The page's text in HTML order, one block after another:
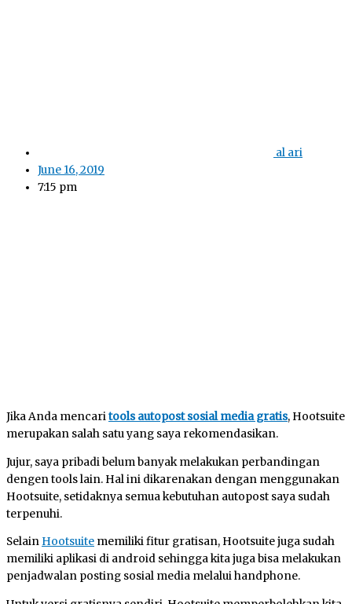
al ari
June 16, 2019
7:15 pm
Jika Anda mencaritools autopost sosial media gratis, Hootsuite
merupakan salah satu yang saya rekomendasikan.
Jujur, saya pribadi belum banyak melakukan perbandingan
dengen tools lain. Hal ini dikarenakan dengan menggunakan
Hootsuite, setidaknya semua kebutuhan autopost saya sudah
terpenuhi.
Selain Hootsuite memiliki fitur gratisan, Hootsuite juga sudah
memiliki aplikasi di android sehingga kita juga bisa melakukan
penjadwalan posting sosial media melalui handphone.